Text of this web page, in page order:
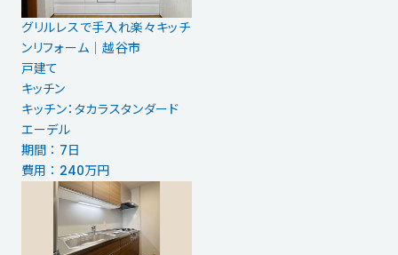
グリルレスで手入れ楽々キッチ
ンリフォーム｜越谷市
戸建て
キッチン
キッチン：タカラスタンダード
エーデル
期間 ： 7日
費用 ： 240万円